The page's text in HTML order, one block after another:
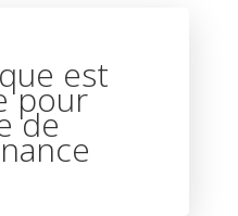
est
pour
de